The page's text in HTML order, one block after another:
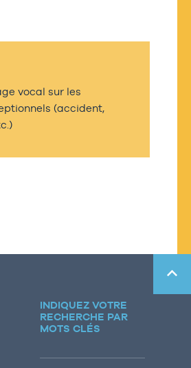
vocal sur les
(accident,
INDIQUEZ VOTRE
RECHERCHE PAR
MOTS CLÉS